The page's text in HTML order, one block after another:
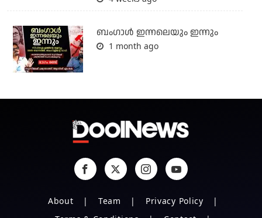
ബംഗാള്‍ ഇന്നലെയും ഇന്നും
1 month ago
About Team
Privacy Policy